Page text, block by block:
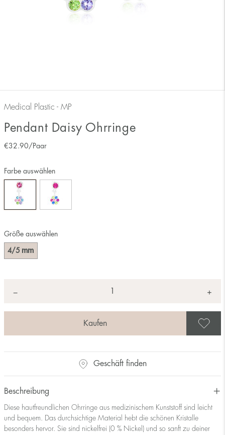
Medical Plastic - MP
Pendant Daisy Ohrringe
€32.90 /Paar
Größe auswählen
4/5 mm
Farbe auswählen
− +
Geschäft finden
Beschreibung
Diese hautfreundlichen Ohrringe aus medizinischem Kunststoff sind leicht
und bequem. Das durchsichtige Material hebt die schönen Kristalle
besonders hervor. Sie sind nickelfrei (0 % Nickel) und so sanft zu deiner